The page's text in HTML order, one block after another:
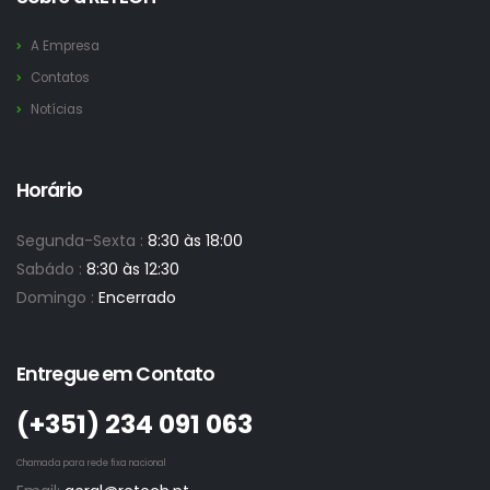
A Empresa
Contatos
Notícias
Horário
Segunda-Sexta : 8:30 às 18:00
Sabádo : 8:30 às 12:30
Domingo : Encerrado
Entregue em Contato
(+351)­ 234 091 063
Chamada para rede fixa nacional